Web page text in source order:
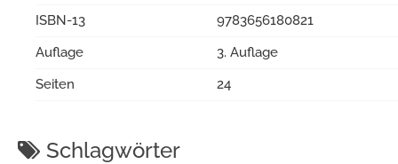
ISBN-13
9783656180821
Auflage
3. Auflage
Seiten
24
Schlagwörter